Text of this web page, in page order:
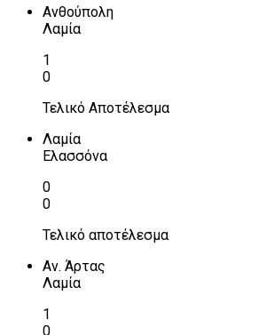
Ανθούπολη
Λαμία
1
0
Τελικό Αποτέλεσμα
Λαμία
Ελασσόνα
0
0
Τελικό αποτέλεσμα
Αν. Άρτας
Λαμία
1
0